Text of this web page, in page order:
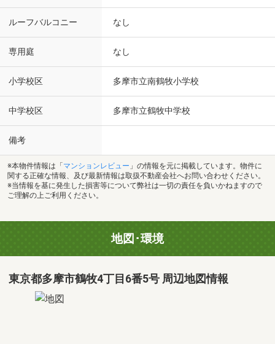
ルーフバルコニー なし
専用庭 なし
小学校区 多摩市立南鶴牧小学校
中学校区 多摩市立鶴牧中学校
備考
※本物件情報は「 マンションレビュー 」の情報を元に掲載しています。物件に
関する正確な情報、及び最新情報は取扱不動産会社へお問い合わせください。
※当情報を基に発生した損害等について弊社は一切の責任を負いかねますので
ご理解の上ご利用ください。
地図･環境
東京都多摩市鶴牧4丁目6番5号 周辺地図情報